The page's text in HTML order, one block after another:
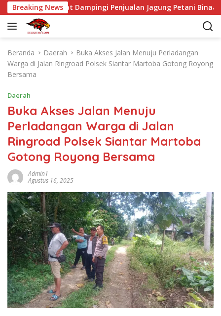
a
Breaking News
Marihat Dampingi Penjualan Jagung Petani Binaan ke
Beranda Daerah
Buka Akses Jalan Menuju Perladangan
Warga di Jalan Ringroad Polsek Siantar Martoba Gotong Royong
Bersama
Daerah
Buka Akses Jalan Menuju
Perladangan Warga di Jalan
Ringroad Polsek Siantar Martoba
Gotong Royong Bersama
Admin1
Agustus 16, 2025